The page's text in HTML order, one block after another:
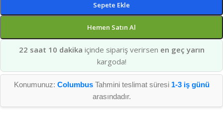
Sepete Ekle
Hemen Satın Al
22 saat 10 dakika içinde sipariş verirsen en geç yarın
kargoda!
Konumunuz: ColumbusTahmini teslimat süresi 1-3 iş günü
arasındadır.